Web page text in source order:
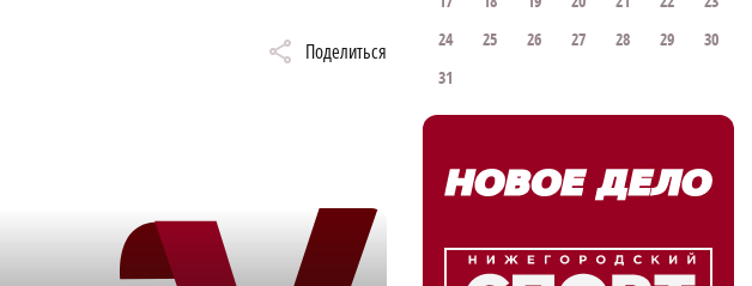
Поделиться
24
25 26 27 28 29
30
31